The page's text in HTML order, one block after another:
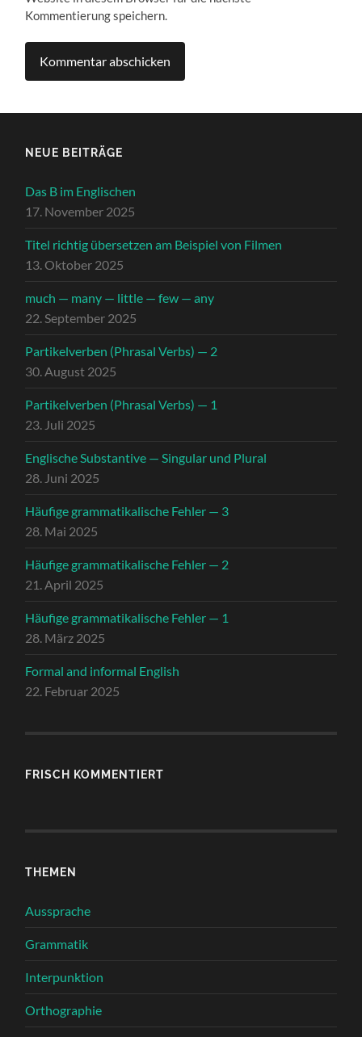
Kommentierung speichern.
NEUE BEITRÄGE
Das B im Englischen
17. November 2025
Titel richtig übersetzen am Beispiel von Filmen
13. Oktober 2025
much — many — little — few — any
22. September 2025
Partikelverben (Phrasal Verbs) — 2
30. August 2025
Partikelverben (Phrasal Verbs) — 1
23. Juli 2025
Englische Substantive — Singular und Plural
28. Juni 2025
Häufige grammatikalische Fehler — 3
28. Mai 2025
Häufige grammatikalische Fehler — 2
21. April 2025
Häufige grammatikalische Fehler — 1
28. März 2025
Formal and informal English
22. Februar 2025
FRISCH KOMMENTIERT
THEMEN
Aussprache
Grammatik
Interpunktion
Orthographie